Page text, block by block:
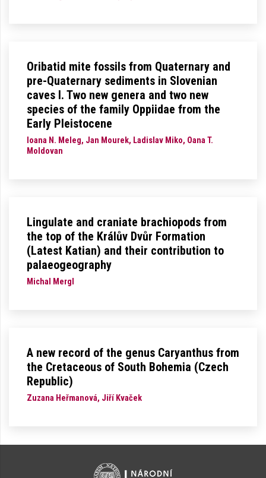
Oribatid mite fossils from Quaternary and
pre-Quaternary sediments in Slovenian
caves I. Two new genera and two new
species of the family Oppiidae from the
Early Pleistocene
Ioana N. Meleg, Jan Mourek, Ladislav Miko, Oana T.
Moldovan
Lingulate and craniate brachiopods from
the top of the Králův Dvůr Formation
(Latest Katian) and their contribution to
palaeogeography
Michal Mergl
A new record of the genus Caryanthus from
the Cretaceous of South Bohemia (Czech
Republic)
Zuzana Heřmanová, Jiří Kvaček